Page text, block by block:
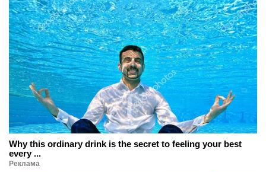
Why this ordinary drink is the secret to feeling your best
every ...
Реклама